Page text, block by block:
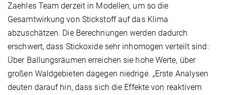
Zaehles Team derzeit in Modellen, um so die
Gesamtwirkung von Stickstoff auf das Klima
abzuschätzen. Die Berechnungen werden dadurch
erschwert, dass Stickoxide sehr inhomogen verteilt sind:
Über Ballungsräumen erreichen sie hohe Werte, über
großen Waldgebieten dagegen niedrige. „Erste Analysen
deuten darauf hin, dass sich die Effekte von reaktivem